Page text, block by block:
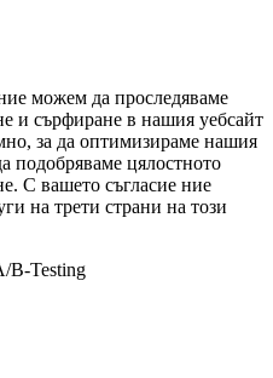
можем да проследяваме
и сърфиране в нашия уебсайт
за да оптимизираме нашия
подобряваме цялостното
С вашето съгласие ние
на трети страни на този
B-Testing